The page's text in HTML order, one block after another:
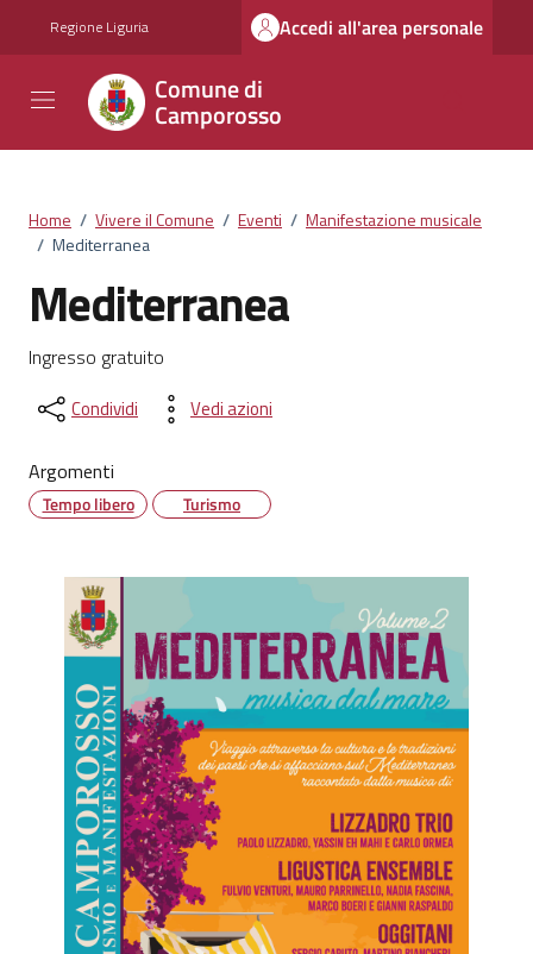
Regione Liguria Accedi all'area personale
Comune di
Camporosso
Home / Vivere il Comune / Eventi / Manifestazione musicale
/ Mediterranea
Mediterranea
Ingresso gratuito
Condividi Vedi azioni
Argomenti
Tempo libero Turismo